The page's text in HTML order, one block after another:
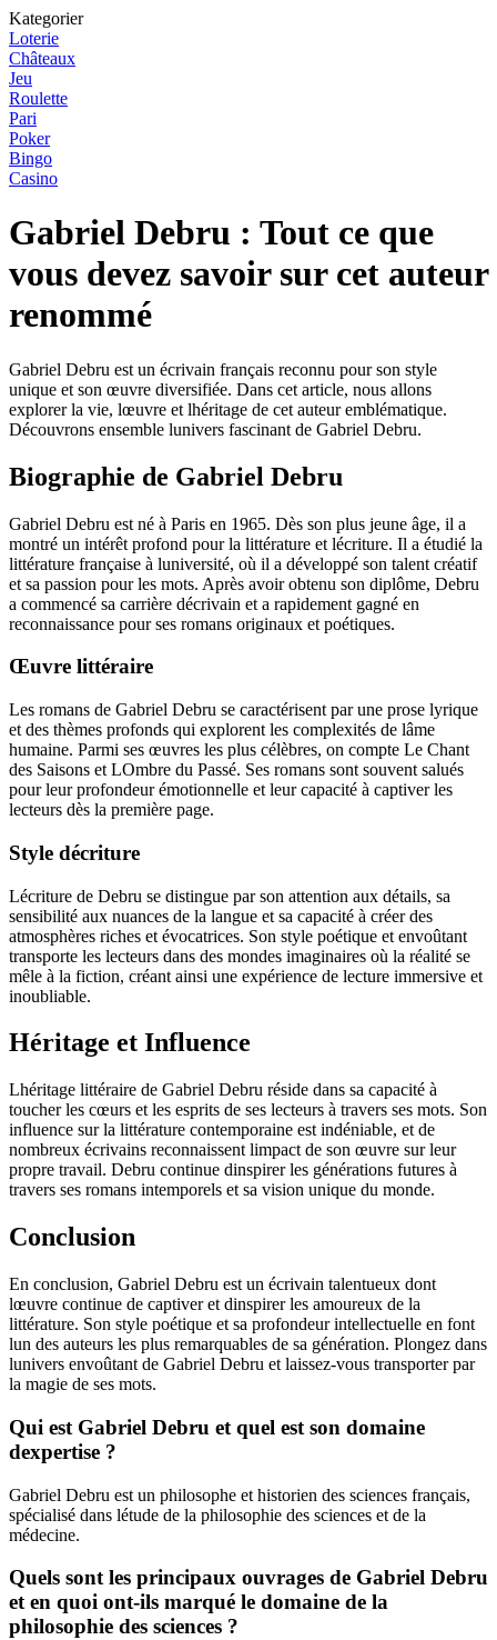
Kategorier
Loterie
Châteaux
Jeu
Roulette
Pari
Poker
Bingo
Casino
Gabriel Debru : Tout ce que
vous devez savoir sur cet auteur
renommé
Gabriel Debru est un écrivain français reconnu pour son style
unique et son œuvre diversifiée. Dans cet article, nous allons
explorer la vie, lœuvre et lhéritage de cet auteur emblématique.
Découvrons ensemble lunivers fascinant de Gabriel Debru.
Biographie de Gabriel Debru
Gabriel Debru est né à Paris en 1965. Dès son plus jeune âge, il a
montré un intérêt profond pour la littérature et lécriture. Il a étudié la
littérature française à luniversité, où il a développé son talent créatif
et sa passion pour les mots. Après avoir obtenu son diplôme, Debru
a commencé sa carrière décrivain et a rapidement gagné en
reconnaissance pour ses romans originaux et poétiques.
Œuvre littéraire
Les romans de Gabriel Debru se caractérisent par une prose lyrique
et des thèmes profonds qui explorent les complexités de lâme
humaine. Parmi ses œuvres les plus célèbres, on compte Le Chant
des Saisons et LOmbre du Passé. Ses romans sont souvent salués
pour leur profondeur émotionnelle et leur capacité à captiver les
lecteurs dès la première page.
Style décriture
Lécriture de Debru se distingue par son attention aux détails, sa
sensibilité aux nuances de la langue et sa capacité à créer des
atmosphères riches et évocatrices. Son style poétique et envoûtant
transporte les lecteurs dans des mondes imaginaires où la réalité se
mêle à la fiction, créant ainsi une expérience de lecture immersive et
inoubliable.
Héritage et Influence
Lhéritage littéraire de Gabriel Debru réside dans sa capacité à
toucher les cœurs et les esprits de ses lecteurs à travers ses mots. Son
influence sur la littérature contemporaine est indéniable, et de
nombreux écrivains reconnaissent limpact de son œuvre sur leur
propre travail. Debru continue dinspirer les générations futures à
travers ses romans intemporels et sa vision unique du monde.
Conclusion
En conclusion, Gabriel Debru est un écrivain talentueux dont
lœuvre continue de captiver et dinspirer les amoureux de la
littérature. Son style poétique et sa profondeur intellectuelle en font
lun des auteurs les plus remarquables de sa génération. Plongez dans
lunivers envoûtant de Gabriel Debru et laissez-vous transporter par
la magie de ses mots.
Qui est Gabriel Debru et quel est son domaine
dexpertise ?
Gabriel Debru est un philosophe et historien des sciences français,
spécialisé dans létude de la philosophie des sciences et de la
médecine.
Quels sont les principaux ouvrages de Gabriel Debru
et en quoi ont-ils marqué le domaine de la
philosophie des sciences ?